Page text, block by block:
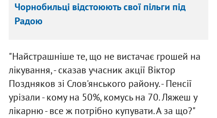
Чорнобильці відстоюють свої пільги під
Радою
"Найстрашніше те, що не вистачає грошей на
лікування, - сказав учасник акції Віктор
Поздняков зі Слов'янського району. - Пенсії
урізали - кому на 50%, комусь на 70. Ляжеш у
лікарню - все ж потрібно купувати. А за що?"